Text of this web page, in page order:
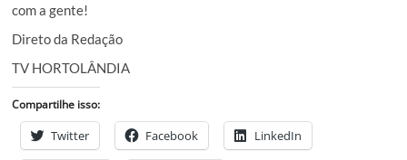
com a gente!
Direto da Redação
TV HORTOLÂNDIA
Compartilhe isso:
Twitter Facebook LinkedIn